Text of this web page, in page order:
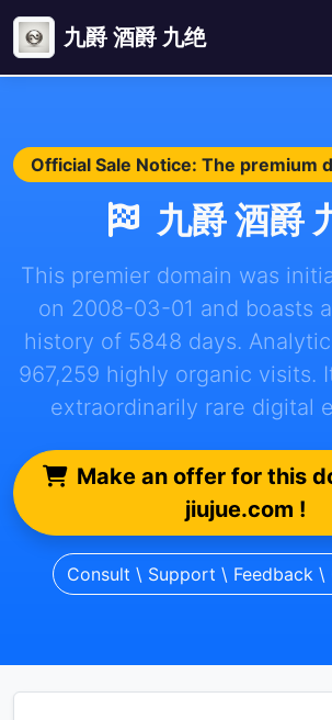
九爵 酒爵 九绝
Official Sale Notice: The premium
九爵 酒爵
This premier domain was
on 2008-03-01 and boasts
history of 5848 days.
967,259 highly organic visits.
extraordinarily rare digital
Make an offer for this
jiujue.com !
Consult \ Support \ Feedback \